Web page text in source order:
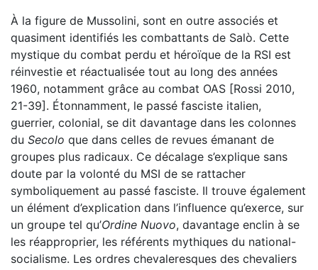
À la figure de Mussolini, sont en outre associés et
quasiment identifiés les combattants de Salò. Cette
mystique du combat perdu et héroïque de la RSI est
réinvestie et réactualisée tout au long des années
1960, notamment grâce au combat OAS [Rossi 2010,
21-39]. Étonnamment, le passé fasciste italien,
guerrier, colonial, se dit davantage dans les colonnes
du Secolo que dans celles de revues émanant de
groupes plus radicaux. Ce décalage s’explique sans
doute par la volonté du MSI de se rattacher
symboliquement au passé fasciste. Il trouve également
un élément d’explication dans l’influence qu’exerce, sur
un groupe tel qu’Ordine Nuovo, davantage enclin à se
les réapproprier, les référents mythiques du national-
socialisme. Les ordres chevaleresques des chevaliers